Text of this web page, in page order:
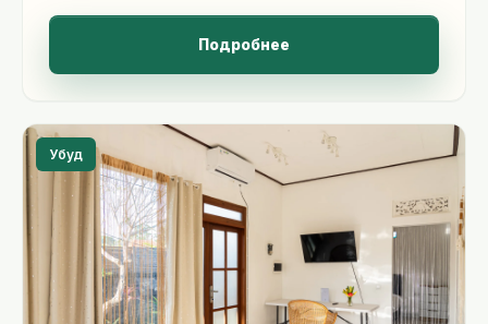
Подробнее
Убуд